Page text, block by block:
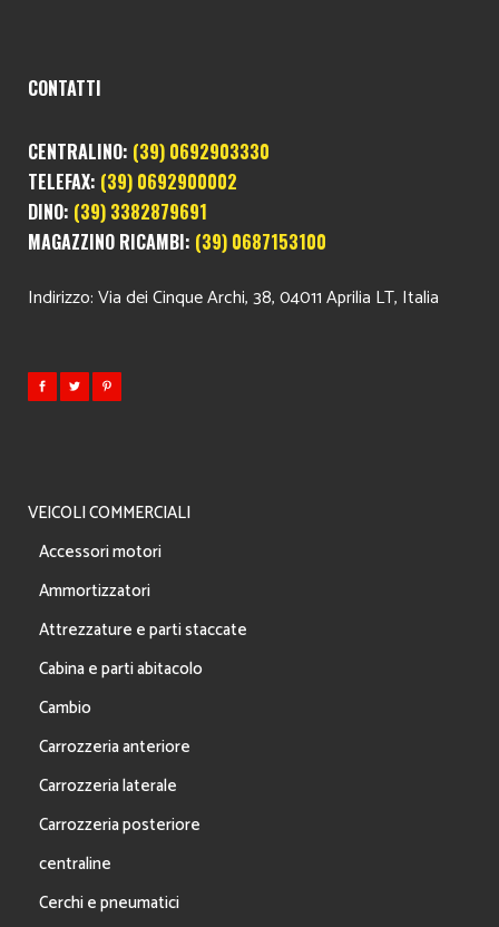
CONTATTI
CENTRALINO: (39) 0692903330
TELEFAX: (39) 0692900002
DINO: (39) 3382879691
MAGAZZINO RICAMBI: (39) 0687153100
Indirizzo: Via dei Cinque Archi, 38, 04011 Aprilia LT, Italia
VEICOLI COMMERCIALI
Accessori motori
Ammortizzatori
Attrezzature e parti staccate
Cabina e parti abitacolo
Cambio
Carrozzeria anteriore
Carrozzeria laterale
Carrozzeria posteriore
centraline
Cerchi e pneumatici